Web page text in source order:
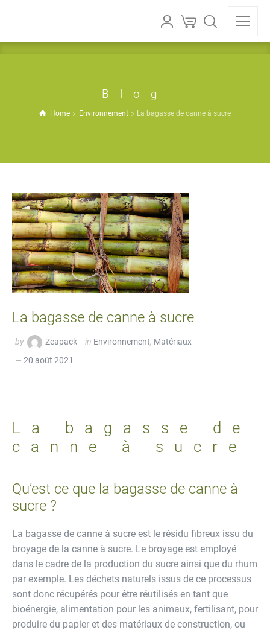
Blog
Home Environnement La bagasse de canne à sucre
La bagasse de canne à sucre
by Zeapack in Environnement, Matériaux
20 août 2021
La bagasse de
canne à sucre
Qu’est ce que la bagasse de canne à
sucre ?
La bagasse de canne à sucre est le résidu fibreux issu du
broyage de la canne à sucre. Le broyage est employé
dans le cadre de la production du sucre ainsi que du rhum
par exemple. Les déchets naturels issus de ce processus
sont donc récupérés pour être réutilisés en tant que
bioénergie, alimentation pour les animaux, fertilisant, pour
produire du papier et des matériaux de construction, ou